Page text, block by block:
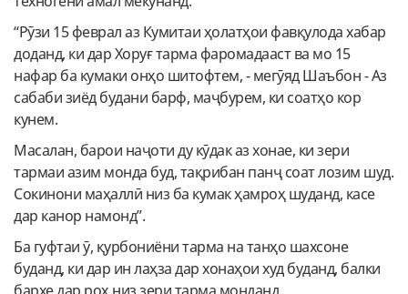
“Рӯзи 15 феврал аз Кумитаи ҳолатҳои фавқулода хабар
доданд, ки дар Хоруғ тарма фаромадааст ва мо 15
нафар ба кумаки онҳо шитофтем, - мегӯяд Шаъбон - Аз
сабаби зиёд будани барф, маҷбурем, ки соатҳо кор
кунем.
Масалан, барои наҷоти ду кӯдак аз хонае, ки зери
тармаи азим монда буд, тақрибан панҷ соат лозим шуд.
Сокинони маҳаллӣ низ ба кумак ҳамроҳ шуданд, касе
дар канор намонд”.
Ба гуфтаи ӯ, қурбониёни тарма на танҳо шахсоне
буданд, ки дар ин лаҳза дар хонаҳои худ буданд, балки